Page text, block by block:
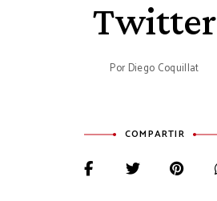
Twitter
Por Diego Coquillat
COMPARTIR